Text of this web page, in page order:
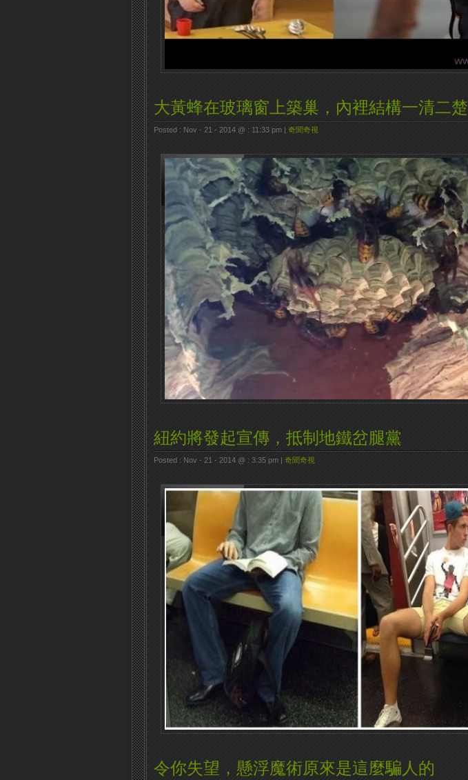
大黃蜂在玻璃窗上築巢，內裡結構一清二楚
Posted : Nov - 21 - 2014 @ : 11:33 pm | 奇聞奇視
紐約將發起宣傳，抵制地鐵岔腿黨
Posted : Nov - 21 - 2014 @ : 3:35 pm | 奇聞奇視
令你失望，懸浮魔術原來是這麼騙人的